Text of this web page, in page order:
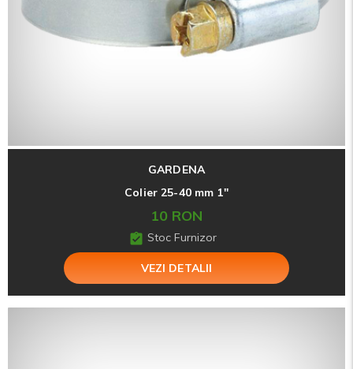
GARDENA
Colier 25-40 mm 1''
10 RON
Stoc Furnizor
VEZI DETALII